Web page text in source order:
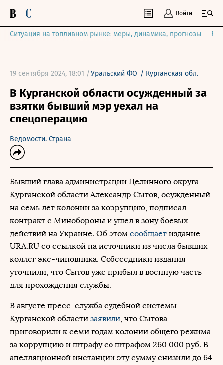
Войти
Ситуация на топливном рынке: меры, динамика, прогнозы
19 сентября 2024, 18:01 /Уральский ФО / Курганская обл.
В Курганской области осужденный за
взятки бывший мэр уехал на
спецоперацию
Ведомости. Страна
Бывший глава администрации Целинного округа
Курганской области Александр Сытов, осужденный
на семь лет колонии за коррупцию, подписал
контракт с Минобороны и ушел в зону боевых
действий на Украине. Об этом сообщает издание
URA.RU со ссылкой на источники из числа бывших
коллег экс-чиновника. Собеседники издания
уточнили, что Сытов уже прибыл в военную часть
для прохождения службы.
В августе пресс-служба судебной системы
Курганской области заявили, что Сытова
приговорили к семи годам колонии общего режима
за коррупцию и штрафу со штрафом 260 000 руб. В
апелляционной инстанции эту сумму снизили до 64